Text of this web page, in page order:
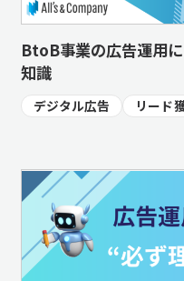
BtoB事業の広告運用
知識
デジタル広告 リード